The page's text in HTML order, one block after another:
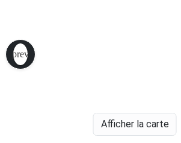
Afficher la carte